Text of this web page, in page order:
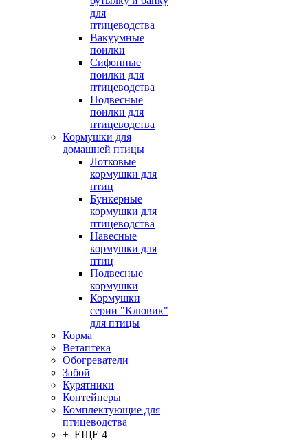
для
птицеводства
Вакуумные
поилки
Сифонные
поилки для
птицеводства
Подвесные
поилки для
птицеводства
Кормушки для
домашней птицы
Лотковые
кормушки для
птиц
Бункерные
кормушки для
птицеводства
Навесные
кормушки для
птиц
Подвесные
кормушки
Кормушки
серии "Клювик"
для птицы
Корма
Ветаптека
Обогреватели
Забой
Курятники
Контейнеры
Комплектующие для
птицеводства
+ ЕЩЕ 4